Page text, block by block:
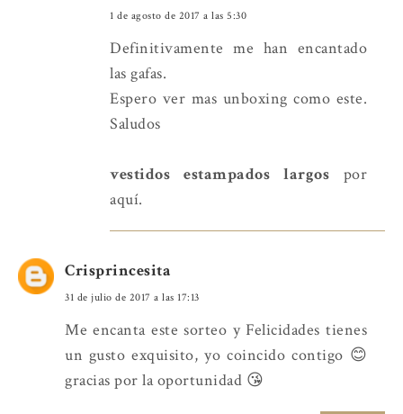
1 de agosto de 2017 a las 5:30
Definitivamente me han encantado
las gafas.
Espero ver mas unboxing como este.
Saludos
vestidos estampados largos por
aquí.
Crisprincesita
31 de julio de 2017 a las 17:13
Me encanta este sorteo y Felicidades tienes
un gusto exquisito, yo coincido contigo 😊
gracias por la oportunidad 😘